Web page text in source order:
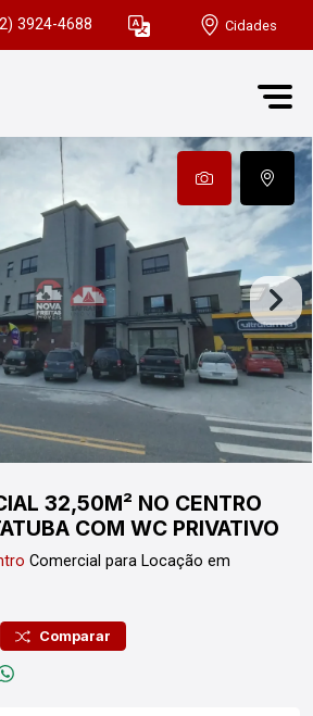
3924-4688 Cidades
32,50M² NO CENTRO
COM WC PRIVATIVO
Comercial para Locação em
Comparar